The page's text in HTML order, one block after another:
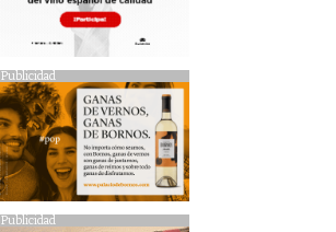
Publicidad
Publicidad